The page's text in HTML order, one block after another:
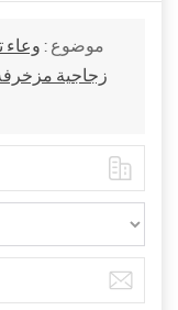
موضوع : وعاء
زجاجية